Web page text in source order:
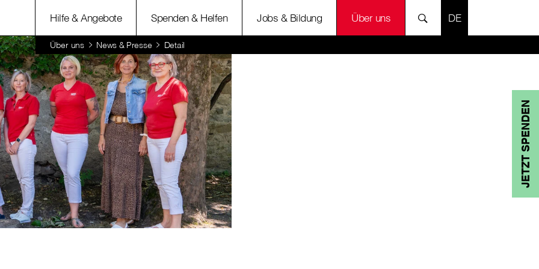
Hilfe & Angebote Spenden & Helfen Jobs & Bildung Über uns SPRACHE
Über uns News & Presse Detail
JETZT SPENDEN